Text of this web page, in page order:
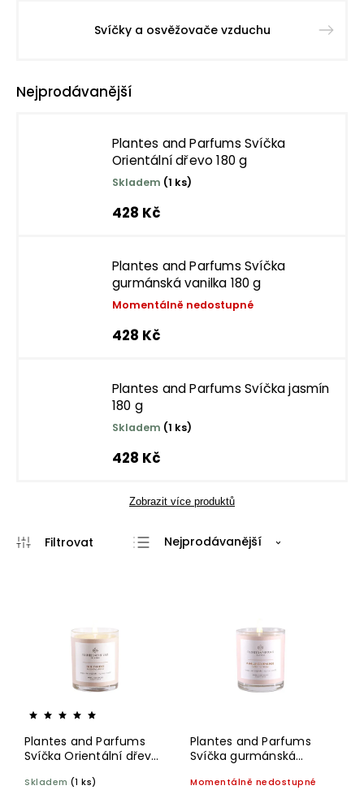
Svíčky a osvěžovače vzduchu
Nejprodávanější
Plantes and Parfums Svíčka
Orientální dřevo 180 g
Skladem (1 ks)
428 Kč
Plantes and Parfums Svíčka
gurmánská vanilka 180 g
Momentálně nedostupné
428 Kč
Plantes and Parfums Svíčka jasmín
180 g
Skladem (1 ks)
428 Kč
Zobrazit více produktů
Nejprodávanější
Plantes and Parfums
Svíčka Orientální dřevo
Skladem (1 ks)
Plantes and Parfums
Svíčka gurmánská
Momentálně nedostupné